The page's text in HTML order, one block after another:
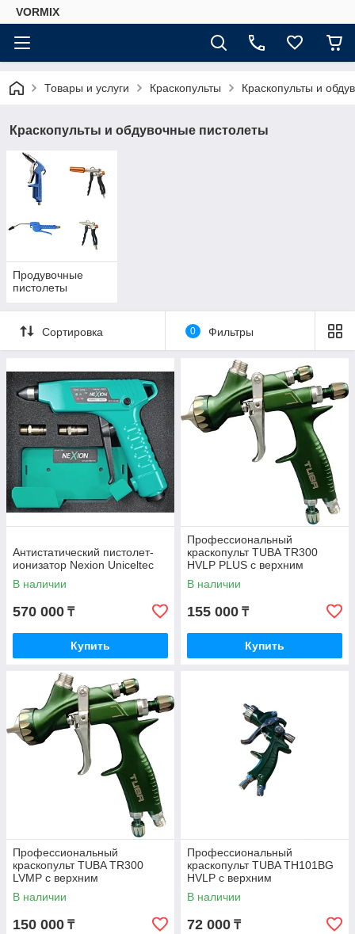
VORMIX
Товары и услуги Краскопульты Краскопульты и
Краскопульты и обдувочные пистолеты
Продувочные
пистолеты
Сортировка 0 Фильтры
Антистатический пистолет-
ионизатор Nexion Uniceltec
В наличии
570 000 ₸
Купить
Профессиональный
краскопульт TUBA TR300
HVLP PLUS с верхним
пластиковым бачком 0,6 л,
дюза 1,3 мм
В наличии
155 000 ₸
Купить
Профессиональный
краскопульт TUBA TR300
LVMP с верхним
пластиковым бачком 0,6 л,
дюза 1,4 мм
В наличии
150 000 ₸
Профессиональный
краскопульт TUBA TH101BG
НVLP с верхним
пластиковым бачком 0,6 л,
дюза 1,3 мм
В наличии
72 000 ₸